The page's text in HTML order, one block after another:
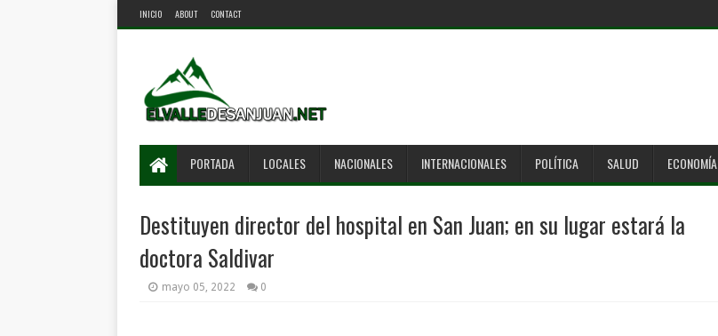
INICIO ABOUT CONTACT
PORTADA LOCALES NACIONALES INTERNACIONALES POLÍTICA SALUD ECONOMÍA
Destituyen director del hospital en San Juan; en su lugar estará la
doctora Saldivar
mayo 05, 2022 0